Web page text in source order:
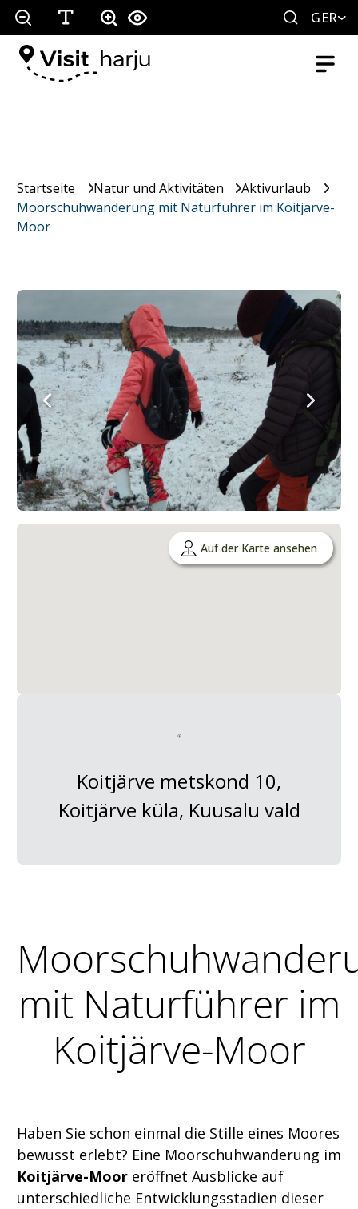
GER
Startseite Natur und Aktivitäten
Aktivurlaub
Moorschuhwanderung mit Naturführer im Koitjärve-
Moor
Auf der Karte ansehen
Koitjärve metskond 10,
Koitjärve küla, Kuusalu vald
mit Naturführer im
Koitjärve-Moor
Haben Sie schon einmal die Stille eines Moores
bewusst erlebt? Eine Moorschuhwanderung im
Koitjärve-Moor eröffnet Ausblicke auf
unterschiedliche Entwicklungsstadien dieser